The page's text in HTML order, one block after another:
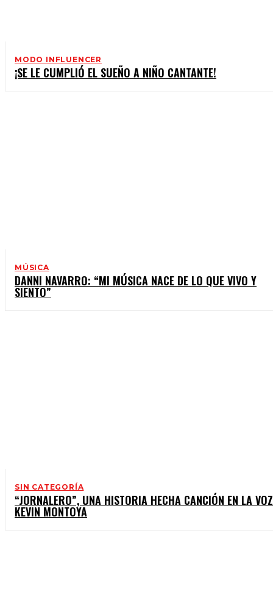
MODO INFLUENCER
¡SE LE CUMPLIÓ EL SUEÑO A NIÑO CANTANTE!
MÚSICA
DANNI NAVARRO: “MI MÚSICA NACE DE LO QUE VIVO Y
SIENTO”
SIN CATEGORÍA
“JORNALERO”, UNA HISTORIA HECHA CANCIÓN EN LA VOZ
KEVIN MONTOYA